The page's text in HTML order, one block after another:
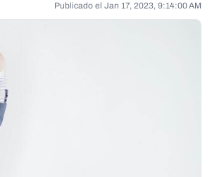
Publicado el Jan 17, 2023, 9:14:00 AM